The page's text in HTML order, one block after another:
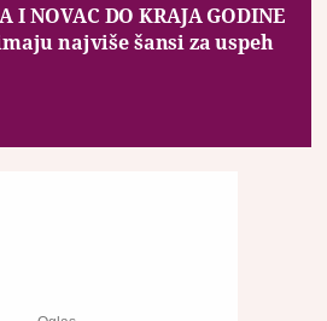
I NOVAC DO KRAJA GODINE
najviše šansi za uspeh